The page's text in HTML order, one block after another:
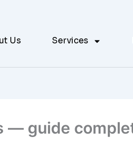
Us Services
— guide